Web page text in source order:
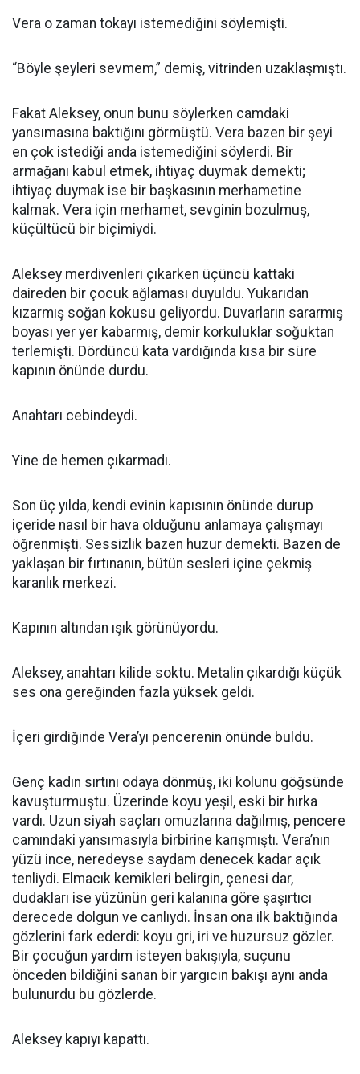
Vera o zaman tokayı istemediğini söylemişti.
“Böyle şeyleri sevmem,” demiş, vitrinden uzaklaşmıştı.
Fakat Aleksey, onun bunu söylerken camdaki
yansımasına baktığını görmüştü. Vera bazen bir şeyi
en çok istediği anda istemediğini söylerdi. Bir
armağanı kabul etmek, ihtiyaç duymak demekti;
ihtiyaç duymak ise bir başkasının merhametine
kalmak. Vera için merhamet, sevginin bozulmuş,
küçültücü bir biçimiydi.
Aleksey merdivenleri çıkarken üçüncü kattaki
daireden bir çocuk ağlaması duyuldu. Yukarıdan
kızarmış soğan kokusu geliyordu. Duvarların sararmış
boyası yer yer kabarmış, demir korkuluklar soğuktan
terlemişti. Dördüncü kata vardığında kısa bir süre
kapının önünde durdu.
Anahtarı cebindeydi.
Yine de hemen çıkarmadı.
Son üç yılda, kendi evinin kapısının önünde durup
içeride nasıl bir hava olduğunu anlamaya çalışmayı
öğrenmişti. Sessizlik bazen huzur demekti. Bazen de
yaklaşan bir fırtınanın, bütün sesleri içine çekmiş
karanlık merkezi.
Kapının altından ışık görünüyordu.
Aleksey, anahtarı kilide soktu. Metalin çıkardığı küçük
ses ona gereğinden fazla yüksek geldi.
İçeri girdiğinde Vera’yı pencerenin önünde buldu.
Genç kadın sırtını odaya dönmüş, iki kolunu göğsünde
kavuşturmuştu. Üzerinde koyu yeşil, eski bir hırka
vardı. Uzun siyah saçları omuzlarına dağılmış, pencere
camındaki yansımasıyla birbirine karışmıştı. Vera’nın
yüzü ince, neredeyse saydam denecek kadar açık
tenliydi. Elmacık kemikleri belirgin, çenesi dar,
dudakları ise yüzünün geri kalanına göre şaşırtıcı
derecede dolgun ve canlıydı. İnsan ona ilk baktığında
gözlerini fark ederdi: koyu gri, iri ve huzursuz gözler.
Bir çocuğun yardım isteyen bakışıyla, suçunu
önceden bildiğini sanan bir yargıcın bakışı aynı anda
bulunurdu bu gözlerde.
Aleksey kapıyı kapattı.